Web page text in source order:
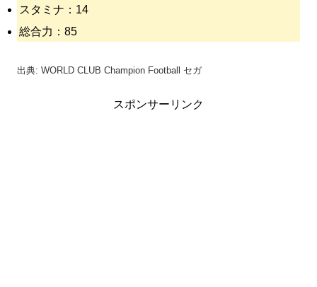
スタミナ：14
総合力：85
出典: WORLD CLUB Champion Football セガ
スポンサーリンク